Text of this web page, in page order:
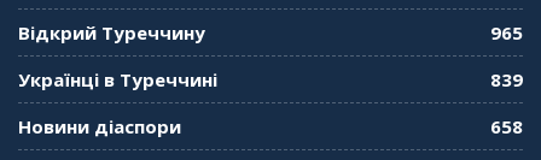
Відкрий Туреччину
965
Українці в Туреччині
839
Новини діаспори
658